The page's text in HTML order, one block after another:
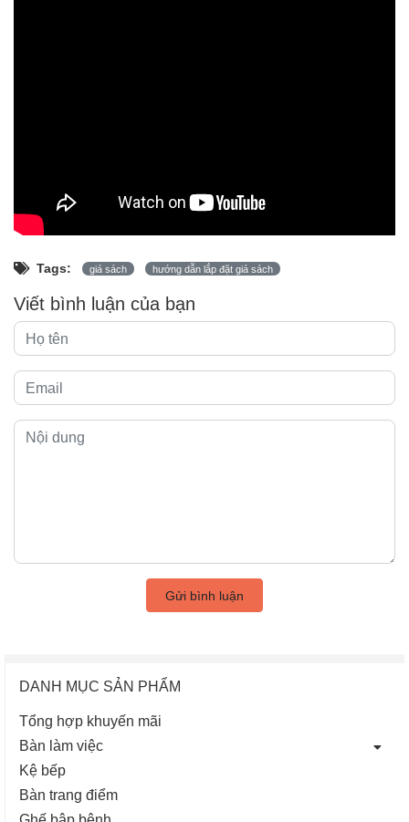
Tags: giá sách hướng dẫn lắp đặt giá sách
Viết bình luận của bạn
Gửi bình luận
DANH MỤC SẢN PHẨM
Tổng hợp khuyến mãi
Bàn làm việc
Kệ bếp
Bàn trang điểm
Ghế bập bênh